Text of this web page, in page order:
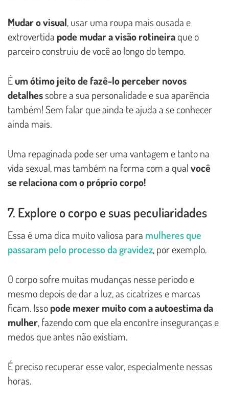
Mudar o visual, usar uma roupa mais ousada e
extrovertida pode mudar a visão rotineiraque o
parceiro construiu de você ao longo do tempo.
Éum ótimo jeito de fazê-lo perceber novos
detalhessobre a sua personalidade e sua aparência
também! Sem falar que ainda te ajuda a se conhecer
ainda mais.
Uma repaginada pode ser uma vantagem e tanto na
vida sexual, mas também na forma com a qualvocê
se relaciona com o próprio corpo!
7. Explore o corpo e suas peculiaridades
Essa é uma dica muito valiosa para mulheres que
passaram pelo processo da gravidez, por exemplo.
O corpo sofre muitas mudanças nesse período e
mesmo depois de dar a luz, as cicatrizes e marcas
ficam. Issopode mexer muito com a autoestima da
mulher, fazendo com que ela encontre inseguranças e
medos que antes não existiam.
É preciso recuperar esse valor, especialmente nessas
horas.